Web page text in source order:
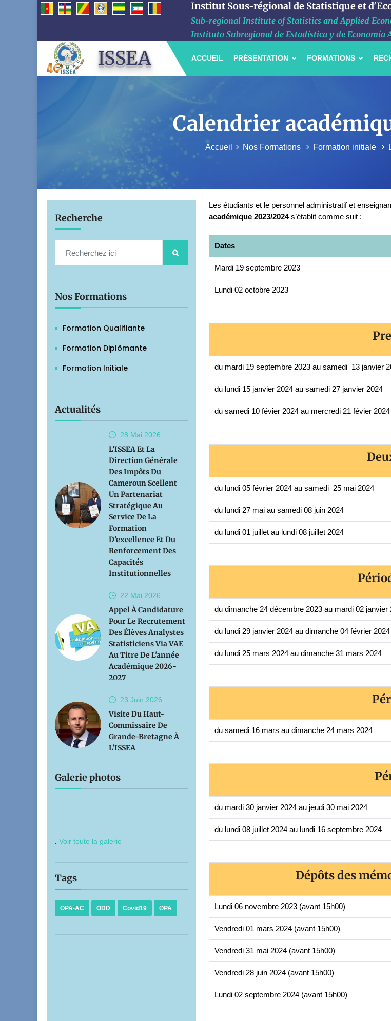
Institut Sous-régional de Statistique et
Sub-regional Institute of Statistics and Applied
Instituto Subregional de Estadística y de Economía
ISSEA ACCUEIL PRÉSENTATION FORMATIONS
Calendrier
Accueil Nos Formations Formation initiale
Recherche
Nos Formations
Formation Qualifiante
Formation Diplômante
Formation Initiale
Actualités
28 Mai 2026
L’ISSEA Et La
Direction Générale
Des Impôts Du
Cameroun Scellent
Un Partenariat
Stratégique Au
Service De La
Formation
D’excellence Et Du
Renforcement Des
Capacités
Institutionnelles
22 Mai 2026
Appel À Candidature
Pour Le Recrutement
Des Élèves Analystes
Statisticiens Via VAE
Au Titre De L'année
Académique 2026-
2027
23 Juin 2026
Visite Du Haut-
Commissaire De
Grande-Bretagne À
L'ISSEA
Galerie photos
Voir toute la galerie
Tags
OPA-AC ODD Covid19 OPA
Les étudiants et le personnel administratif et
académique 2023/2024s’établit comme suit :
Dates
Mardi 19 septembre 2023
Lundi 02 octobre 2023
du mardi 19 septembre 2023 au samedi 13 janvier
du lundi 15 janvier 2024 au samedi 27 janvier 2024
du samedi 10 févier 2024 au mercredi 21 févier 2024
du lundi 05 février 2024 au samedi 25 mai 2024
du lundi 27 mai au samedi 08 juin 2024
du lundi 01 juillet au lundi 08 juillet 2024
du dimanche 24 décembre 2023 au mardi 02 janvier
du lundi 29 janvier 2024 au dimanche 04 février 2024
du lundi 25 mars 2024 au dimanche 31 mars 2024
du samedi 16 mars au dimanche 24 mars 2024
du mardi 30 janvier 2024 au jeudi 30 mai 2024
du lundi 08 juillet 2024 au lundi 16 septembre 2024
Dépôts des
Lundi 06 novembre 2023 (avant 15h00)
Vendredi 01 mars 2024 (avant 15h00)
Vendredi 31 mai 2024 (avant 15h00)
Vendredi 28 juin 2024 (avant 15h00)
Lundi 02 septembre 2024 (avant 15h00)